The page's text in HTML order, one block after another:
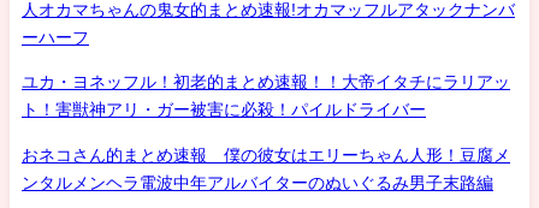
人オカマちゃんの鬼女的まとめ速報!オカマッフルアタックナンバ
ーハーフ
ユカ・ヨネッフル！初老的まとめ速報！！大帝イタチにラリアッ
ト！害獣神アリ・ガー被害に必殺！パイルドライバー
おネコさん的まとめ速報 僕の彼女はエリーちゃん人形！豆腐メ
ンタルメンヘラ電波中年アルバイターのぬいぐるみ男子末路編